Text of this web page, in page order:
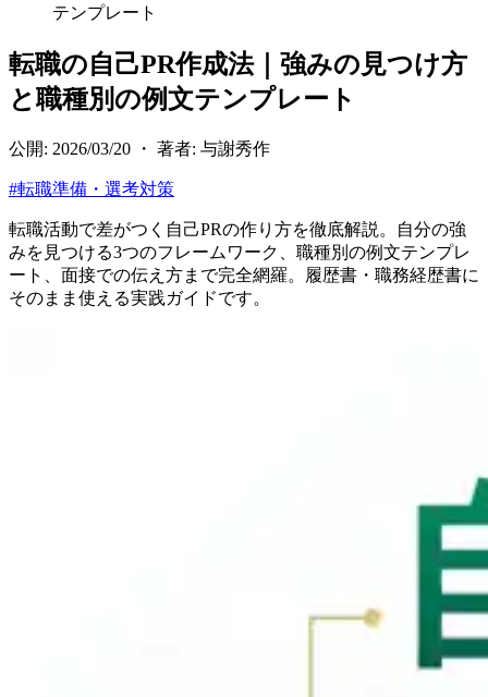
テンプレート
転職の自己PR作成法｜強みの見つけ方
と職種別の例文テンプレート
公開: 2026/03/20 ・ 著者: 与謝秀作
#転職準備・選考対策
転職活動で差がつく自己PRの作り方を徹底解説。自分の強
みを見つける3つのフレームワーク、職種別の例文テンプレ
ート、面接での伝え方まで完全網羅。履歴書・職務経歴書に
そのまま使える実践ガイドです。